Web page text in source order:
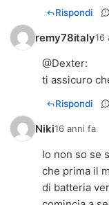
Rispondi
remy78italy16
@Dexter:
ti assicuro
Rispondi
Niki16 anni fa
Io non so se
che prima il
di batteria